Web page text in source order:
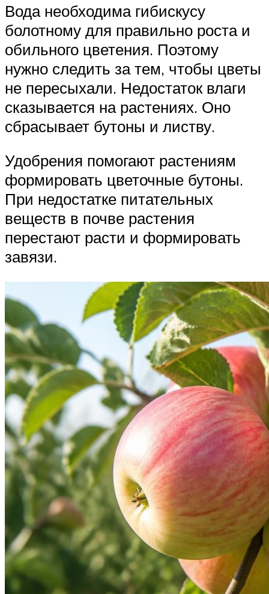
Вода необходима гибискусу
болотному для правильно роста и
обильного цветения. Поэтому
нужно следить за тем, чтобы цветы
не пересыхали. Недостаток влаги
сказывается на растениях. Оно
сбрасывает бутоны и листву.
Удобрения помогают растениям
формировать цветочные бутоны.
При недостатке питательных
веществ в почве растения
перестают расти и формировать
завязи.